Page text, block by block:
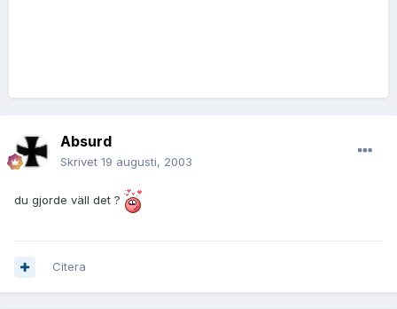
Absurd
Skrivet 19 augusti, 2003
du gjorde väll det ?
Citera